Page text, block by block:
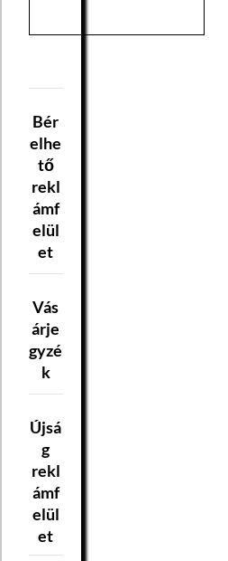
Bér
elhe
tő
rekl
ámf
elül
et
Vás
árje
gyzé
k
Újsá
g
rekl
ámf
elül
et